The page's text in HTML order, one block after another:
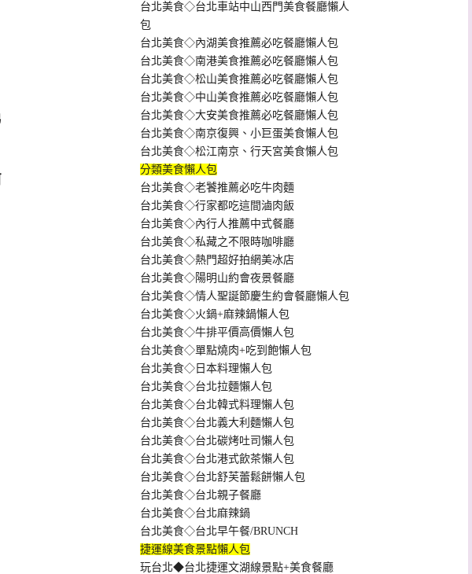
台北美食◇台北車站中山西門美食餐廳懶人
包
台北美食◇內湖美食推薦必吃餐廳懶人包
台北美食◇南港美食推薦必吃餐廳懶人包
台北美食◇松山美食推薦必吃餐廳懶人包
台北美食◇中山美食推薦必吃餐廳懶人包
台北美食◇大安美食推薦必吃餐廳懶人包
台北美食◇南京復興、小巨蛋美食懶人包
台北美食◇松江南京、行天宮美食懶人包
分類美食懶人包
台北美食◇老饕推薦必吃牛肉麵
台北美食◇行家都吃這間滷肉飯
台北美食◇內行人推薦中式餐廳
台北美食◇私藏之不限時咖啡廳
台北美食◇熱門超好拍網美冰店
台北美食◇陽明山約會夜景餐廳
台北美食◇情人聖誕節慶生約會餐廳懶人包
台北美食◇火鍋+麻辣鍋懶人包
台北美食◇牛排平價高價懶人包
台北美食◇單點燒肉+吃到飽懶人包
台北美食◇日本料理懶人包
台北美食◇台北拉麵懶人包
台北美食◇台北韓式料理懶人包
台北美食◇台北義大利麵懶人包
台北美食◇台北碳烤吐司懶人包
台北美食◇台北港式飲茶懶人包
台北美食◇台北舒芙蕾鬆餅懶人包
台北美食◇台北親子餐廳
台北美食◇台北麻辣鍋
台北美食◇台北早午餐/BRUNCH
捷運線美食景點懶人包
玩台北◆台北捷運文湖線景點+美食餐廳